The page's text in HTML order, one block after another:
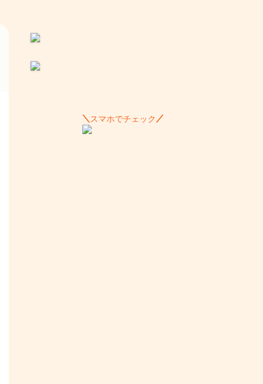
スマホでチェック